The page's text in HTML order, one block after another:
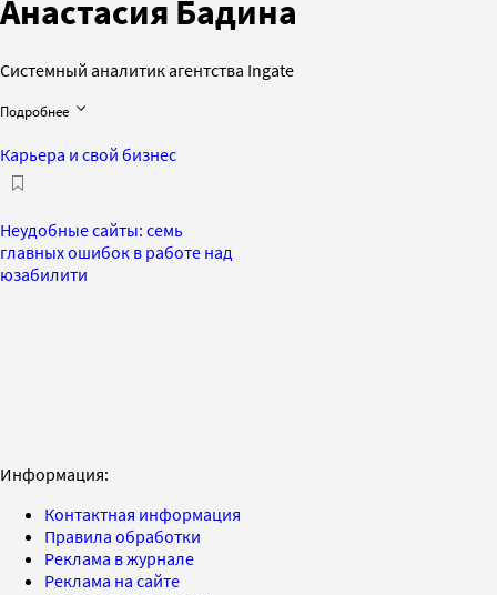
Анастасия Бадина
Системный аналитик агентства Ingate
Подробнее
Карьера и свой бизнес
Неудобные сайты: семь
главных ошибок в работе над
юзабилити
Информация:
Контактная информация
Правила обработки
Реклама в журнале
Реклама на сайте